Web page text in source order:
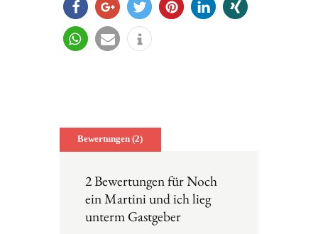
teilen teilen twitter
Bewertungen (2)
2 Bewertungen fürNoch
ein Martini und ich lieg
unterm Gastgeber